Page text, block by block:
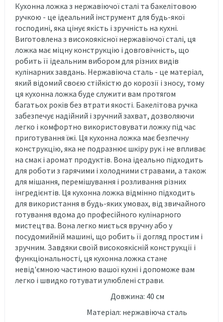
Кухонна ложка з нержавіючої сталі та бакелітовою
ручкою - це ідеальний інструмент для будь-якої
господині, яка цінує якість і зручність на кухні.
Виготовлена з високоякісної нержавіючої сталі, ця
ложка має міцну конструкцію і довговічність, що
робить її ідеальним вибором для різних видів
кулінарних завдань. Нержавіюча сталь - це матеріал,
який відомий своєю стійкістю до корозії і зносу, тому
ця кухонна ложка буде служити вам протягом
багатьох років без втрати якості. Бакелітова ручка
забезпечує надійний і зручний захват, дозволяючи
легко і комфортно використовувати ложку під час
приготування їжі. Ця кухонна ложка має безпечну
конструкцію, яка не подразнює шкіру рук і не впливає
на смак і аромат продуктів. Вона ідеально підходить
для роботи з гарячими і холодними стравами, а також
для мішання, перемішування і розливання різних
інгредієнтів. Ця кухонна ложка відмінно підходить
для використання в будь-яких умовах, від звичайного
готування вдома до професійного кулінарного
мистецтва. Вона легко миється вручну або у
посудомийній машині, що робить її догляд простим і
зручним. Завдяки своїй високоякісній конструкції і
функціональності, ця кухонна ложка стане
невід'ємною частиною вашої кухні і допоможе вам
легко і швидко готувати улюблені страви.
Довжина: 40 см
Матеріал: нержавіюча сталь